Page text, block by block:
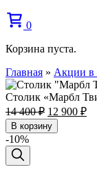
0
Корзина пуста.
Главная » Акции в
Столик «Марбл
14 400₽
цена
составляла
12 900 ₽
В корзину
-10%